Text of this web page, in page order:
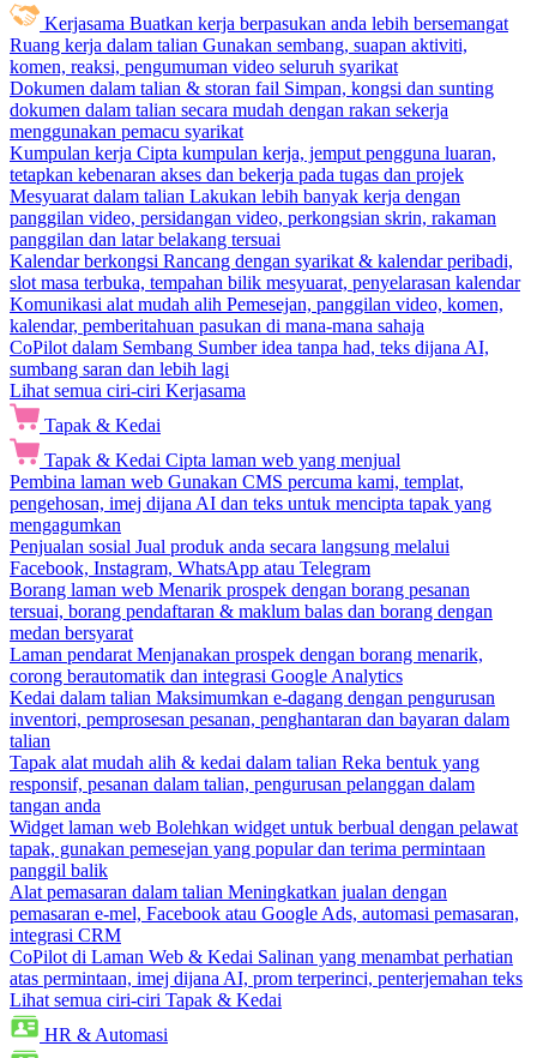
Kerjasama Buatkan kerja berpasukan anda lebih bersemangat
Ruang kerja dalam talian Gunakan sembang, suapan aktiviti,
komen, reaksi, pengumuman video seluruh syarikat
Dokumen dalam talian & storan fail Simpan, kongsi dan sunting
dokumen dalam talian secara mudah dengan rakan sekerja
menggunakan pemacu syarikat
Kumpulan kerja Cipta kumpulan kerja, jemput pengguna luaran,
tetapkan kebenaran akses dan bekerja pada tugas dan projek
Mesyuarat dalam talian Lakukan lebih banyak kerja dengan
panggilan video, persidangan video, perkongsian skrin, rakaman
panggilan dan latar belakang tersuai
Kalendar berkongsi Rancang dengan syarikat & kalendar peribadi,
slot masa terbuka, tempahan bilik mesyuarat, penyelarasan kalendar
Komunikasi alat mudah alih Pemesejan, panggilan video, komen,
kalendar, pemberitahuan pasukan di mana-mana sahaja
CoPilot dalam Sembang Sumber idea tanpa had, teks dijana AI,
sumbang saran dan lebih lagi
Lihat semua ciri-ciri Kerjasama
Tapak & Kedai
Tapak & Kedai Cipta laman web yang menjual
Pembina laman web Gunakan CMS percuma kami, templat,
pengehosan, imej dijana AI dan teks untuk mencipta tapak yang
mengagumkan
Penjualan sosial Jual produk anda secara langsung melalui
Facebook, Instagram, WhatsApp atau Telegram
Borang laman web Menarik prospek dengan borang pesanan
tersuai, borang pendaftaran & maklum balas dan borang dengan
medan bersyarat
Laman pendarat Menjanakan prospek dengan borang menarik,
corong berautomatik dan integrasi Google Analytics
Kedai dalam talian Maksimumkan e-dagang dengan pengurusan
inventori, pemprosesan pesanan, penghantaran dan bayaran dalam
talian
Tapak alat mudah alih & kedai dalam talian Reka bentuk yang
responsif, pesanan dalam talian, pengurusan pelanggan dalam
tangan anda
Widget laman web Bolehkan widget untuk berbual dengan pelawat
tapak, gunakan pemesejan yang popular dan terima permintaan
panggil balik
Alat pemasaran dalam talian Meningkatkan jualan dengan
pemasaran e-mel, Facebook atau Google Ads, automasi pemasaran,
integrasi CRM
CoPilot di Laman Web & Kedai Salinan yang menambat perhatian
atas permintaan, imej dijana AI, prom terperinci, penterjemahan teks
Lihat semua ciri-ciri Tapak & Kedai
HR & Automasi